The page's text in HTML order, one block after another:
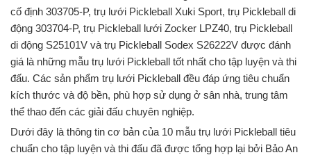
cố định 303705-P, trụ lưới Pickleball Xuki Sport, trụ Pickleball di
động 303704-P, trụ Pickleball lưới Zocker LPZ40, trụ Pickleball
di động S25101V và trụ Pickleball Sodex S26222V được đánh
giá là những mẫu trụ lưới Pickleball tốt nhất cho tập luyện và thi
đấu. Các sản phẩm trụ lưới Pickleball đều đáp ứng tiêu chuẩn
kích thước và độ bền, phù hợp sử dụng ở sân nhà, trung tâm
thể thao đến các giải đấu chuyên nghiệp.
Dưới đây là thông tin cơ bản của 10 mẫu trụ lưới Pickleball tiêu
chuẩn cho tập luyện và thi đấu đã được tổng hợp lại bởi Bảo An